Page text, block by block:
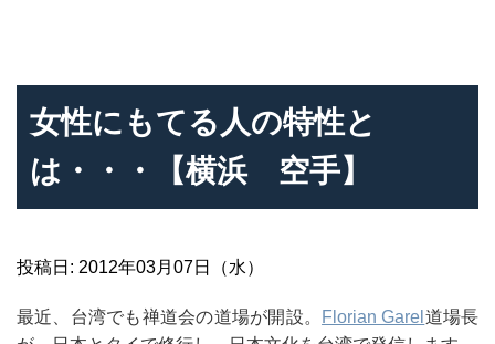
女性にもてる人の特性と
は・・・【横浜 空手】
投稿日: 2012年03月07日（水）
最近、台湾でも禅道会の道場が開設。 Florian Garel 道場長